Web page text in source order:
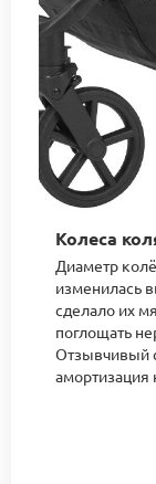
Колеса
Диаметр
изменилась
сделало их
поглощать
Отзывчивый
амортизация